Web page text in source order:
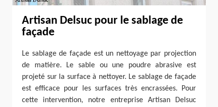
Artisan Delsuc pour le sablage de
façade
Le sablage de façade est un nettoyage par projection
de matière. Le sable ou une poudre abrasive est
projeté sur la surface à nettoyer. Le sablage de façade
est efficace pour les surfaces très encrassées. Pour
cette intervention, notre entreprise Artisan Delsuc